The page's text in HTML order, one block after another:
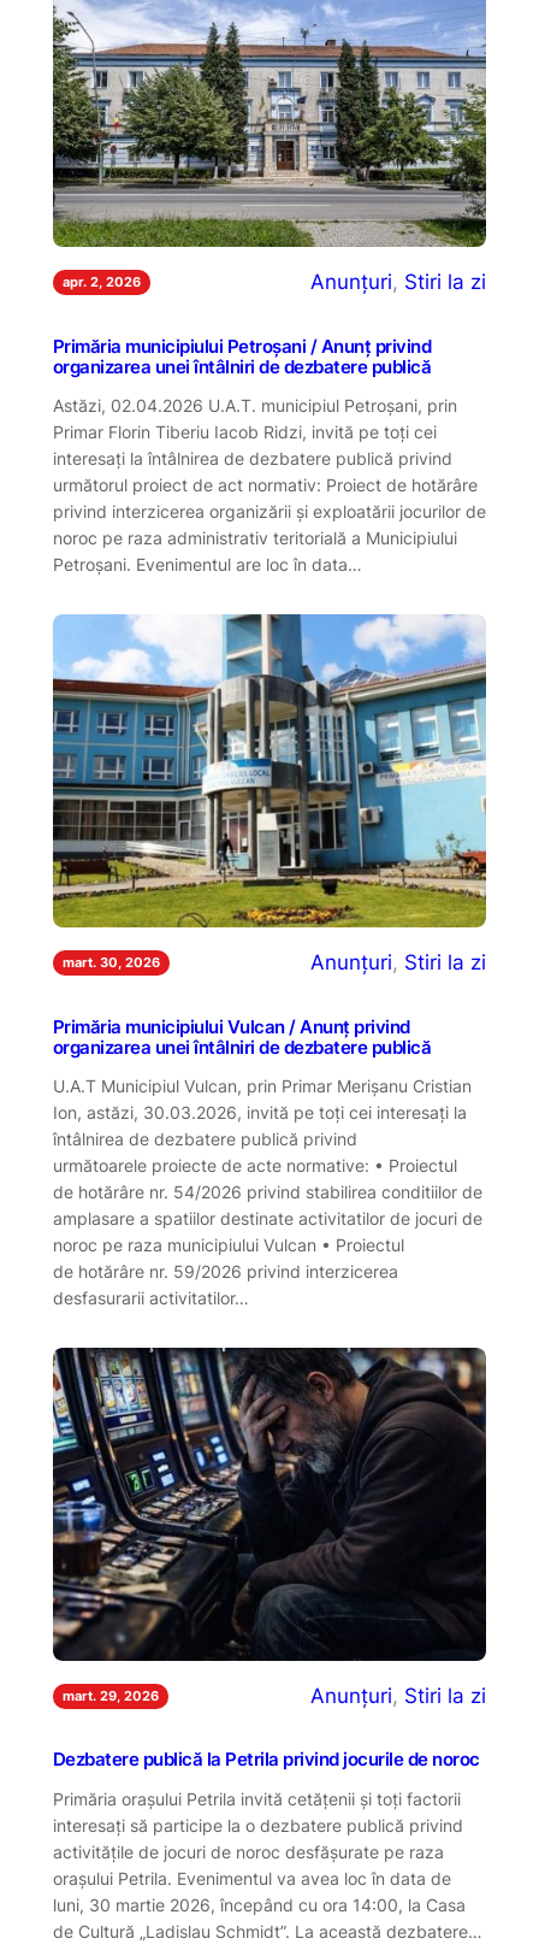
apr. 2, 2026 Anunțuri, Stiri la zi
Primăria municipiului Petroșani / Anunț privind
organizarea unei întâlniri de dezbatere publică
Astăzi, 02.04.2026 U.A.T. municipiul Petroșani, prin
Primar Florin Tiberiu Iacob Ridzi, invită pe toţi cei
interesaţi la întâlnirea de dezbatere publică privind
următorul proiect de act normativ: Proiect de hotărâre
privind interzicerea organizării și exploatării jocurilor de
noroc pe raza administrativ teritorială a Municipiului
Petroșani. Evenimentul are loc în data…
mart. 30, 2026 Anunțuri, Stiri la zi
Primăria municipiului Vulcan / Anunţ privind
organizarea unei întâlniri de dezbatere publică
U.A.T Municipiul Vulcan, prin Primar Merișanu Cristian
Ion, astăzi, 30.03.2026, invită pe toţi cei interesaţi la
întâlnirea de dezbatere publică privind
următoarele proiecte de acte normative: • Proiectul
de hotărâre nr. 54/2026 privind stabilirea conditiilor de
amplasare a spatiilor destinate activitatilor de jocuri de
noroc pe raza municipiului Vulcan • Proiectul
de hotărâre nr. 59/2026 privind interzicerea
desfasurarii activitatilor…
mart. 29, 2026 Anunțuri, Stiri la zi
Dezbatere publică la Petrila privind jocurile de noroc
Primăria orașului Petrila invită cetățenii și toți factorii
interesați să participe la o dezbatere publică privind
activitățile de jocuri de noroc desfășurate pe raza
orașului Petrila. Evenimentul va avea loc în data de
luni, 30 martie 2026, începând cu ora 14:00, la Casa
de Cultură „Ladislau Schmidt”. La această dezbatere…